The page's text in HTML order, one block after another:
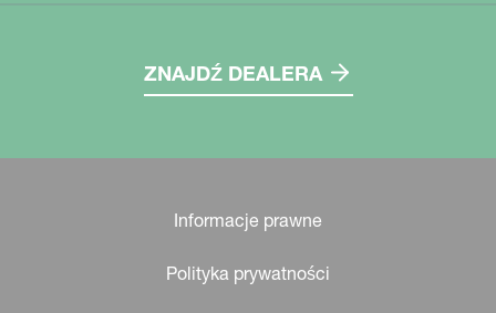
ZNAJDŹ DEALERA
Informacje prawne
Polityka prywatności